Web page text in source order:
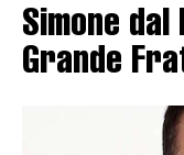
Simone
Grande